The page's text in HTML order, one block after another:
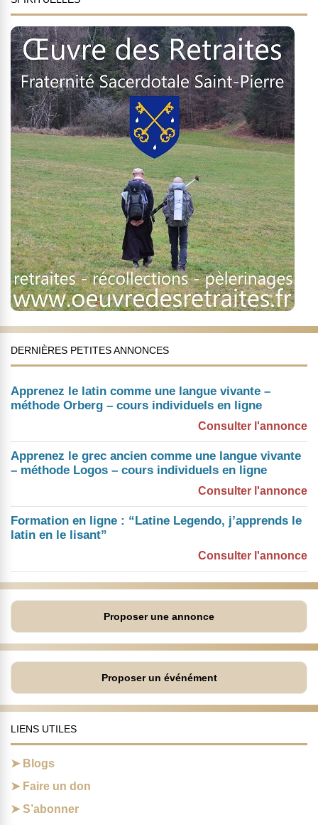
DERNIÈRES PETITES ANNONCES
Apprenez le latin comme une langue vivante –
méthode Orberg – cours individuels en ligne
Consulter l'annonce
Apprenez le grec ancien comme une langue vivante
– méthode Logos – cours individuels en ligne
Consulter l'annonce
Formation en ligne : “Latine Legendo, j’apprends le
latin en le lisant”
Consulter l'annonce
Proposer une annonce
Proposer un événément
LIENS UTILES
Blogs
Faire un don
S’abonner